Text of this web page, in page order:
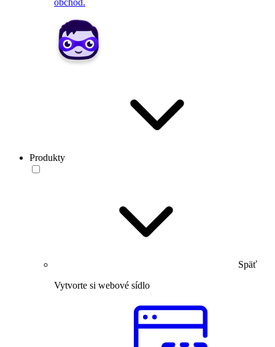
obchod.
Produkty
Späť
Vytvorte si webové sídlo